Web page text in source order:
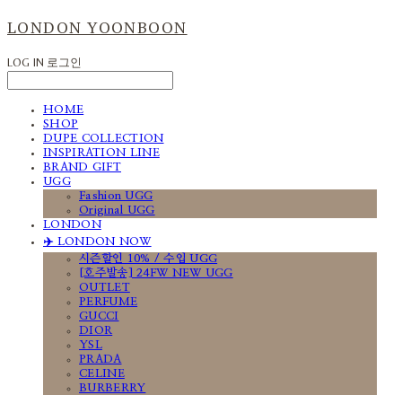
LONDON YOONBOON
LOG IN 로그인
HOME
SHOP
DUPE COLLECTION
INSPIRATION LINE
BRAND GIFT
UGG
Fashion UGG
Original UGG
LONDON
✈️ LONDON NOW
시즌할인 10% / 수입 UGG
[호주발송] 24FW NEW UGG
OUTLET
PERFUME
GUCCI
DIOR
YSL
PRADA
CELINE
BURBERRY